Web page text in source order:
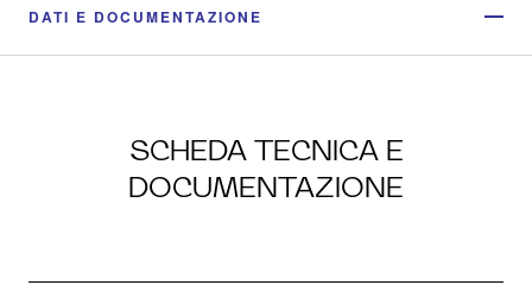
DATI E DOCUMENTAZIONE
SCHEDA TECNICA E
DOCUMENTAZIONE